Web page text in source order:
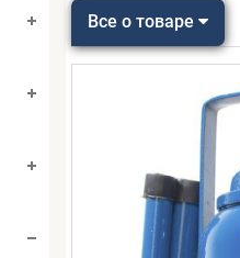
Все о товаре